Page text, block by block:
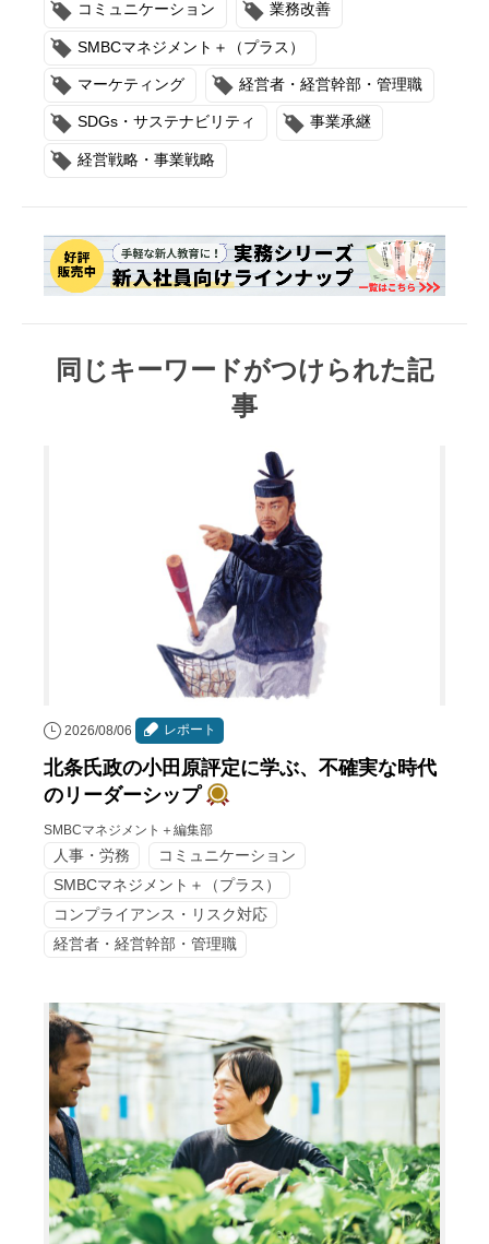
コミュニケーション 業務改善
SMBCマネジメント＋（プラス）
マーケティング 経営者・経営幹部・管理職
SDGs・サステナビリティ 事業承継
経営戦略・事業戦略
同じキーワードがつけられた記
事
2026/08/06 レポート
北条氏政の小田原評定に学ぶ、不確実な時代
のリーダーシップ
SMBCマネジメント＋編集部
人事・労務
コミュニケーション
SMBCマネジメント＋（プラス）
コンプライアンス・リスク対応
経営者・経営幹部・管理職